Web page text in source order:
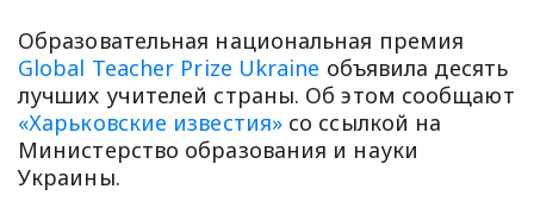
Образовательная национальная премия
Global Teacher Prize Ukraine объявила десять
лучших учителей страны. Об этом сообщают
«Харьковские известия»со ссылкой на
Министерство образования и науки
Украины.